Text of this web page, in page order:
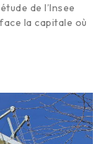
de l’Insee
la capitale où